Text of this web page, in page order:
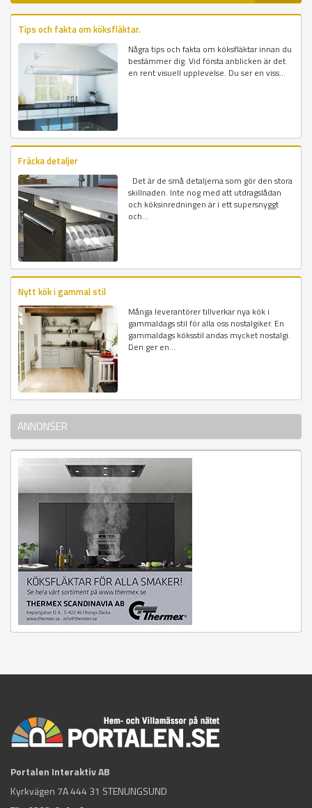
Tips och fakta om köksfläktar.
Några tips och fakta om köksfläktar innan du
bestämmer dig. Vid första anblicken är det
en rent visuell upplevelse. Du ser en viss...
Fräcka detaljer
Det är de små detaljerna som gör den stora
skillnaden. Inte nog med att utdragslådan
och köksinredningen är i ett supersnyggt
och...
Nytt kök i gammal stil
Många leverantörer tillverkar nya kök i
gammaldags stil för alla oss nostalgiker. En
gammaldags köksstil andas mycket nostalgi.
Den ger en...
ANNONSER
Portalen Interaktiv AB
Kyrkvägen 7A 444 31 STENUNGSUND